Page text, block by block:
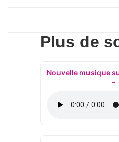
Plus de
Nouvelle musique
–